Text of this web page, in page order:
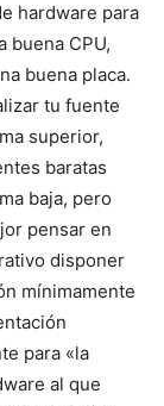
hardware para
buena CPU,
buena placa.
tu fuente
superior,
baratas
baja, pero
pensar en
disponer
mínimamente
para «la
al que